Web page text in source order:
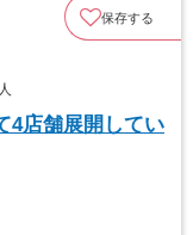
保存する
4店舗展開してい